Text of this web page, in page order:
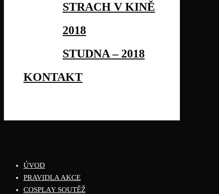
STRACH V KINĚ
2018
STUDNA – 2018
KONTAKT
ÚVOD
PRAVIDLA AKCE
COSPLAY SOUTĚŽ